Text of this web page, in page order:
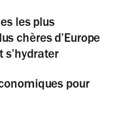
les plus
chères d’Europe
s’hydrater
pour